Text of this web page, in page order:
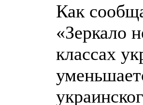
Как
«Зеркало
классах